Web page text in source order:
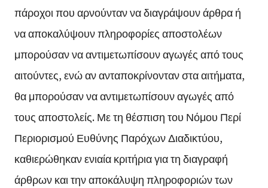
πάροχοι που αρνούνταν να διαγράψουν άρθρα ή
να αποκαλύψουν πληροφορίες αποστολέων
μπορούσαν να αντιμετωπίσουν αγωγές από τους
αιτούντες, ενώ αν ανταποκρίνονταν στα αιτήματα,
θα μπορούσαν να αντιμετωπίσουν αγωγές από
τους αποστολείς. Με τη θέσπιση του Νόμου Περί
Περιορισμού Ευθύνης Παρόχων Διαδικτύου,
καθιερώθηκαν ενιαία κριτήρια για τη διαγραφή
άρθρων και την αποκάλυψη πληροφοριών των